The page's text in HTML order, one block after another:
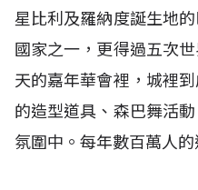
星比利及羅納度誕生地
國家之一，更得過五次
天的嘉年華會裡，城裡
的造型道具、森巴舞活
氛圍中。每年數百萬人的